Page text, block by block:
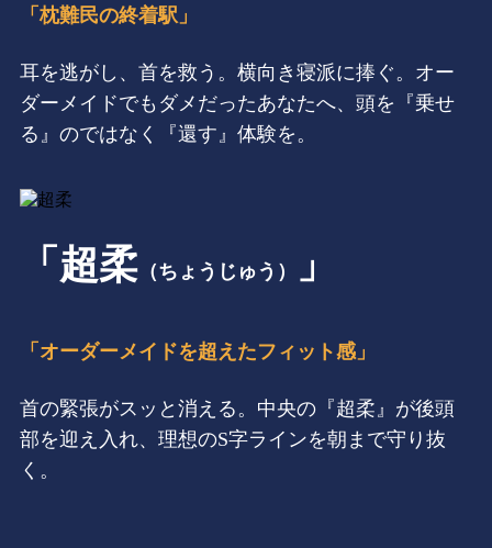
「枕難民の終着駅」
耳を逃がし、首を救う。横向き寝派に捧ぐ。オー
ダーメイドでもダメだったあなたへ、頭を『乗せ
る』のではなく『還す』体験を。
「超柔 （ちょうじゅう） 」
「オーダーメイドを超えたフィット感」
首の緊張がスッと消える。中央の『超柔』が後頭
部を迎え入れ、理想のS字ラインを朝まで守り抜
く。